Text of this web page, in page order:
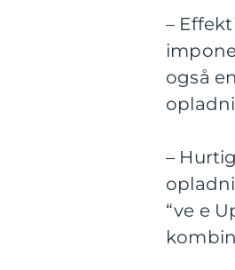
–
også
–
“ve e